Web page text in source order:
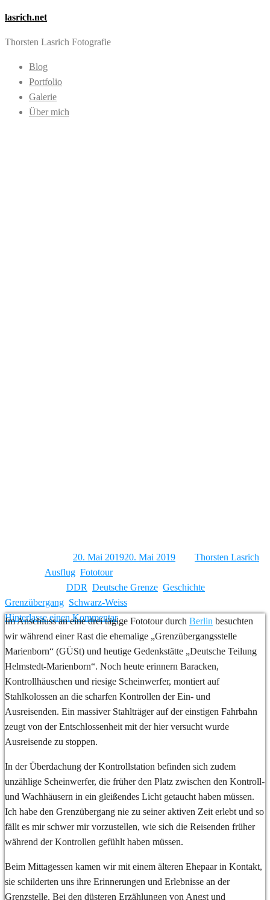
lasrich.net
Thorsten Lasrich Fotografie
Blog
Portfolio
Galerie
Über mich
20. Mai 201920. Mai 2019
Thorsten Lasrich
Ausflug Fototour
DDR Deutsche Grenze Geschichte
Grenzübergang Schwarz-Weiss
Hinterlasse einen Kommentar
Im Anschluss an eine drei tägige Fototour durch Berlin besuchten
wir während einer Rast die ehemalige „Grenzübergangsstelle
Marienborn“ (GÜSt) und heutige Gedenkstätte „Deutsche Teilung
Helmstedt-Marienborn“. Noch heute erinnern Baracken,
Kontrollhäuschen und riesige Scheinwerfer, montiert auf
Stahlkolossen an die scharfen Kontrollen der Ein- und
Ausreisenden. Ein massiver Stahlträger auf der einstigen Fahrbahn
zeugt von der Entschlossenheit mit der hier versucht wurde
Ausreisende zu stoppen.
In der Überdachung der Kontrollstation befinden sich zudem
unzählige Scheinwerfer, die früher den Platz zwischen den Kontroll-
und Wachhäusern in ein gleißendes Licht getaucht haben müssen.
Ich habe den Grenzübergang nie zu seiner aktiven Zeit erlebt und so
fällt es mir schwer mir vorzustellen, wie sich die Reisenden früher
während der Kontrollen gefühlt haben müssen.
Beim Mittagessen kamen wir mit einem älteren Ehepaar in Kontakt,
sie schilderten uns ihre Erinnerungen und Erlebnisse an der
Grenzstelle. Bei den düsteren Erzählungen von Angst und